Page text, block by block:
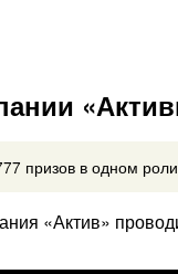
призов в одном
«Актив»